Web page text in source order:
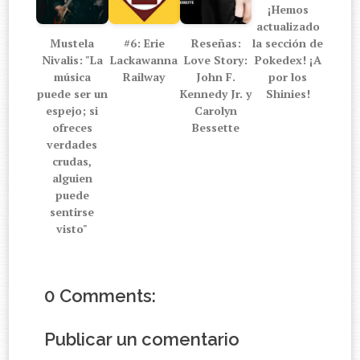
Mustela
Nivalis: "La
música
puede ser un
espejo; si
ofreces
verdades
crudas,
alguien
puede
sentirse
visto"
#6: Erie
Lackawanna
Railway
Reseñas:
Love Story:
John F.
Kennedy Jr. y
Carolyn
Bessette
¡Hemos
actualizado
la sección de
Pokedex! ¡A
por los
Shinies!
0 Comments:
Publicar un comentario